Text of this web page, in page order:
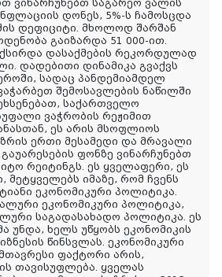
ვინარჩუნებთ საგარეო ვალის
დონეს, 5%-ს ჩამოსცდა
დეფიციტი. მხოლოდ შარშან
გაიზარდა 51 000-ით.
დასაქმების რეკორდულად
დადებითი დინამიკა გვაქვს
სადაც პანდემიამდელ
შემოსავლების ნაწილში
საქართველო
ვაჭრობის რეჟიმით
ეს არის მსოფლიოს
ერთი მესამედი და მრავალი
ფონზე ვინარჩუნებთ
რეიტინგს. ეს ყველაფერი, ეს
მეტყველებს იმაზე, რომ ჩვენს
ეკონომიკური პოლიტიკა.
ეკონომიკური პოლიტიკა,
საგადასახადო პოლიტიკა. ეს
უნდა, ხელს უწყობს ეკონომიკის
წინსვლას. ეკონომიკური
ფაქტორი არის,
თავისუფლება. ყველას